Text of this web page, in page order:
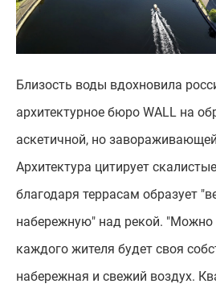
Близость воды вдохновила
архитектурное бюро WALL на
аскетичной, но
Архитектура цитирует
благодаря террасам образует
набережную" над рекой. "Можно
каждого жителя будет своя
набережная и свежий воздух.